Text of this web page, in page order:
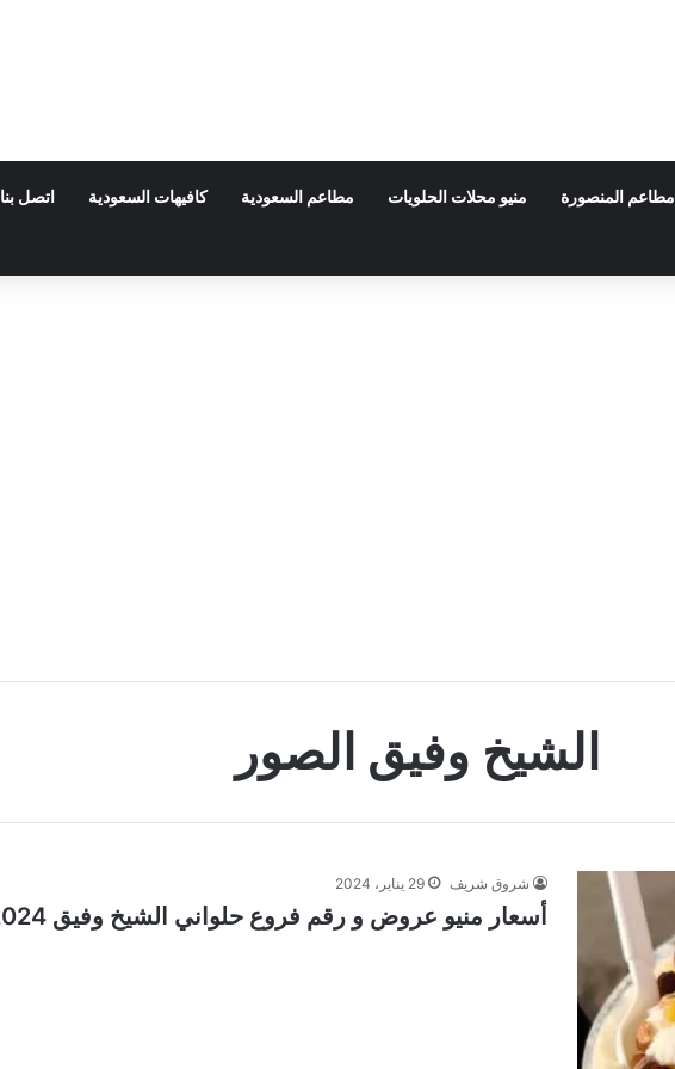
مطاعم المنصورة منيو محلات الحلويات مطاعم السعودية كافيهات السعودية اتصل بنا
الشيخ وفيق الصور
شروق شريف 29 يناير، 2024
أسعار منيو عروض و رقم فروع حلواني الشيخ وفيق 2024